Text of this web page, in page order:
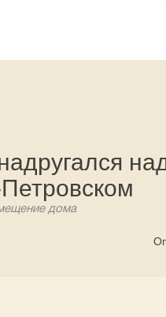
дома